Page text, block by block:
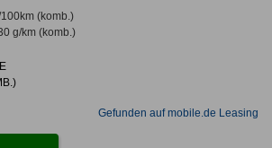
(komb.)
g/km(komb.)
Gefunden auf mobile.de Leasing